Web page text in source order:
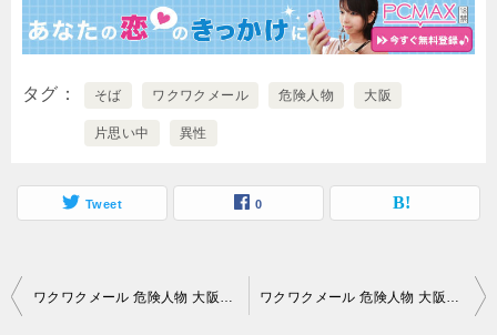
タグ そば ワクワクメール 危険人物 大阪
片思い中 異性
Tweet 0
投
ワクワクメール 危険人物 大阪｜「片思いしている異性はいるが…。 ワクワクメール 危険人物 大阪｜「信じていたサービスで…。